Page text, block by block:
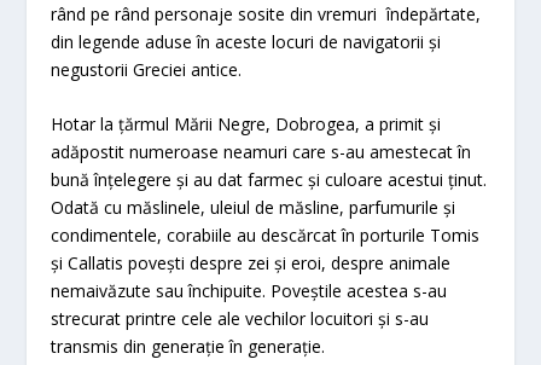
rând pe rând personaje sosite din vremuri îndepărtate,
din legende aduse în aceste locuri de navigatorii și
negustorii Greciei antice.
Hotar la țărmul Mării Negre, Dobrogea, a primit și
adăpostit numeroase neamuri care s-au amestecat în
bună înțelegere și au dat farmec și culoare acestui ținut.
Odată cu măslinele, uleiul de măsline, parfumurile și
condimentele, corabiile au descărcat în porturile Tomis
și Callatis povești despre zei și eroi, despre animale
nemaivăzute sau închipuite. Poveștile acestea s-au
strecurat printre cele ale vechilor locuitori și s-au
transmis din generație în generație.